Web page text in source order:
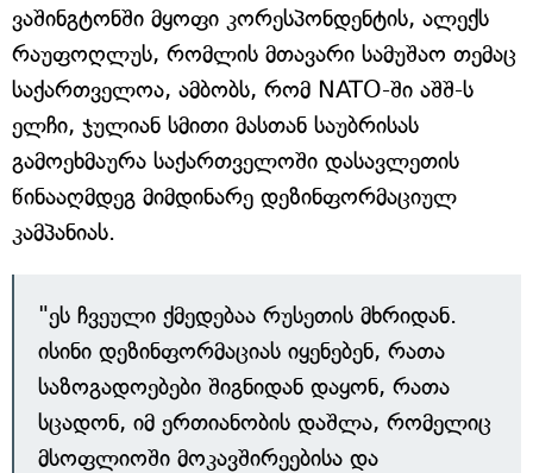
ვაშინგტონში მყოფი კორესპონდენტის, ალექს
რაუფოღლუს, რომლის მთავარი სამუშაო თემაც
საქართველოა, ამბობს, რომ NATO-ში აშშ-ს
ელჩი, ჯულიან სმითი მასთან საუბრისას
გამოეხმაურა საქართველოში დასავლეთის
წინააღმდეგ მიმდინარე დეზინფორმაციულ
კამპანიას.
"ეს ჩვეული ქმედებაა რუსეთის მხრიდან.
ისინი დეზინფორმაციას იყენებენ, რათა
საზოგადოებები შიგნიდან დაყონ, რათა
სცადონ, იმ ერთიანობის დაშლა, რომელიც
მსოფლიოში მოკავშირეებისა და